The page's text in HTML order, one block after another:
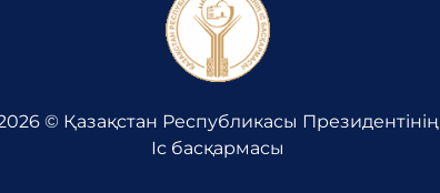
© Қазақстан Республикасы Президентінің
Іс басқармасы